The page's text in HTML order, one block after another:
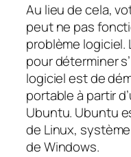
Au lieu de cela,
peut ne pas
problème logiciel.
pour déterminer
logiciel est de
portable à partir
Ubuntu. Ubuntu
de Linux,
de Windows.